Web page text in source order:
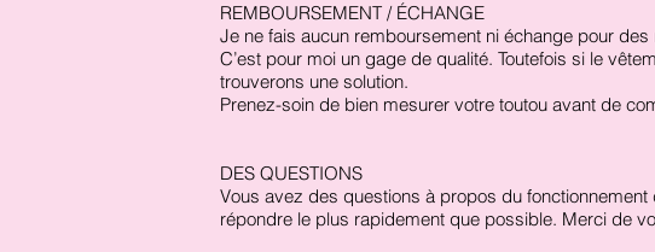
REMBOURSEMENT / ÉCHANGE
Je ne fais aucun remboursement ni échange pour
C’est pour moi un gage de qualité. Toutefois si le
trouverons une solution.
Prenez-soin de bien mesurer votre toutou avant de
DES QUESTIONS
Vous avez des questions à propos du
répondre le plus rapidement que possible. Merci de